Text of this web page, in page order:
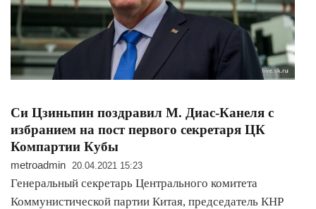
Си Цзиньпин поздравил М. Диас-Канеля с
избранием на пост первого секретаря ЦК
Компартии Кубы
metroadmin 20.04.2021 15:23
Генеральный секретарь Центрального комитета
Коммунистической партии Китая, председатель КНР